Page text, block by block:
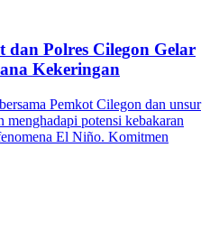
Polres Cilegon Gelar
Kekeringan
Pemkot Cilegon dan unsur
menghadapi potensi kebakaran
El Niño. Komitmen